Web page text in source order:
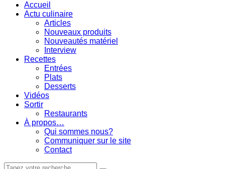
Accueil
Actu culinaire
Articles
Nouveaux produits
Nouveautés matériel
Interview
Recettes
Entrées
Plats
Desserts
Vidéos
Sortir
Restaurants
À propos…
Qui sommes nous?
Communiquer sur le site
Contact